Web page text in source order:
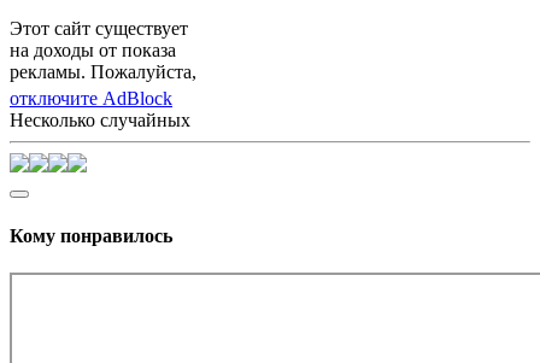
Этот сайт существует
на доходы от показа
рекламы. Пожалуйста,
отключите AdBlock
Несколько случайных
Кому понравилось